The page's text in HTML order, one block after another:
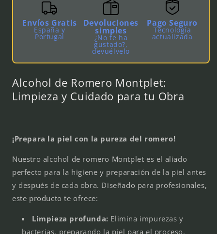
Envíos Gratis
España y
Portugal
Devoluciones
simples
¿No te ha
gustado?,
devuélvelo
Pago Seguro
Tecnología
actualizada
Alcohol de Romero Montplet:
Limpieza y Cuidado para tu Obra
¡Prepara la piel con la pureza del romero!
Nuestro alcohol de romero Montplet es el aliado
perfecto para la higiene y preparación de la piel antes
y después de cada obra. Diseñado para profesionales,
este producto te ofrece:
Limpieza profunda: Elimina impurezas y
bacterias, preparando la piel para el proceso.